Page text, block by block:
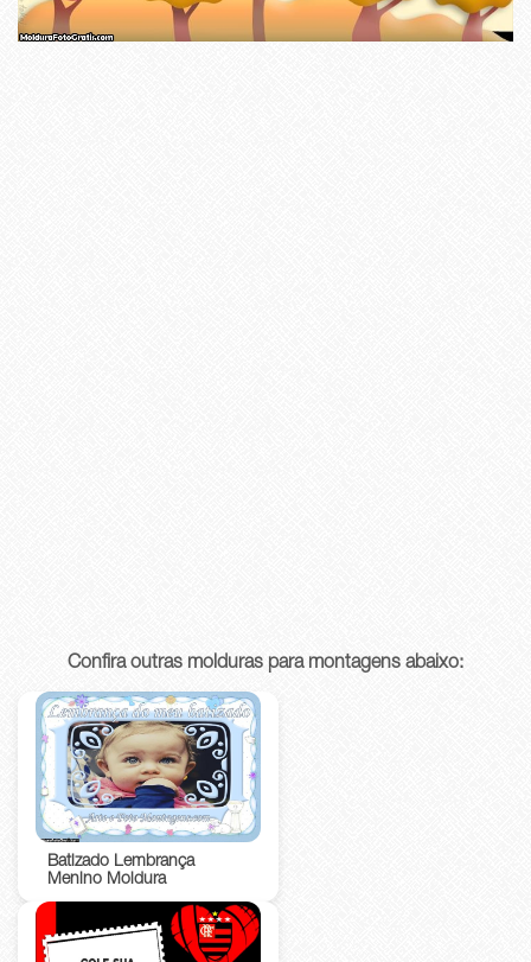
Confira outras molduras para montagens abaixo:
Batizado Lembrança
Menino Moldura